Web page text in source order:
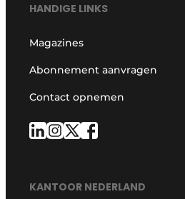
HANDIGE LINKS
Magazines
Abonnement aanvragen
Contact opnemen
KANTOOR NEDERLAND